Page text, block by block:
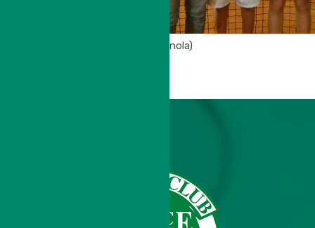
(U16 in trasferta a Vignola)